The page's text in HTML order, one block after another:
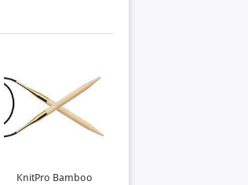
KnitPro Bamboo